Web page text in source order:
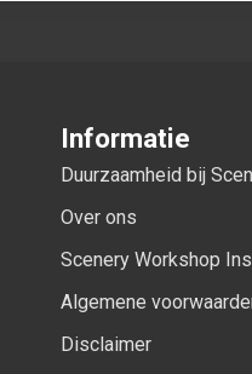
Informatie
Duurzaamheid bij
Over ons
Scenery Workshop
Algemene
Disclaimer